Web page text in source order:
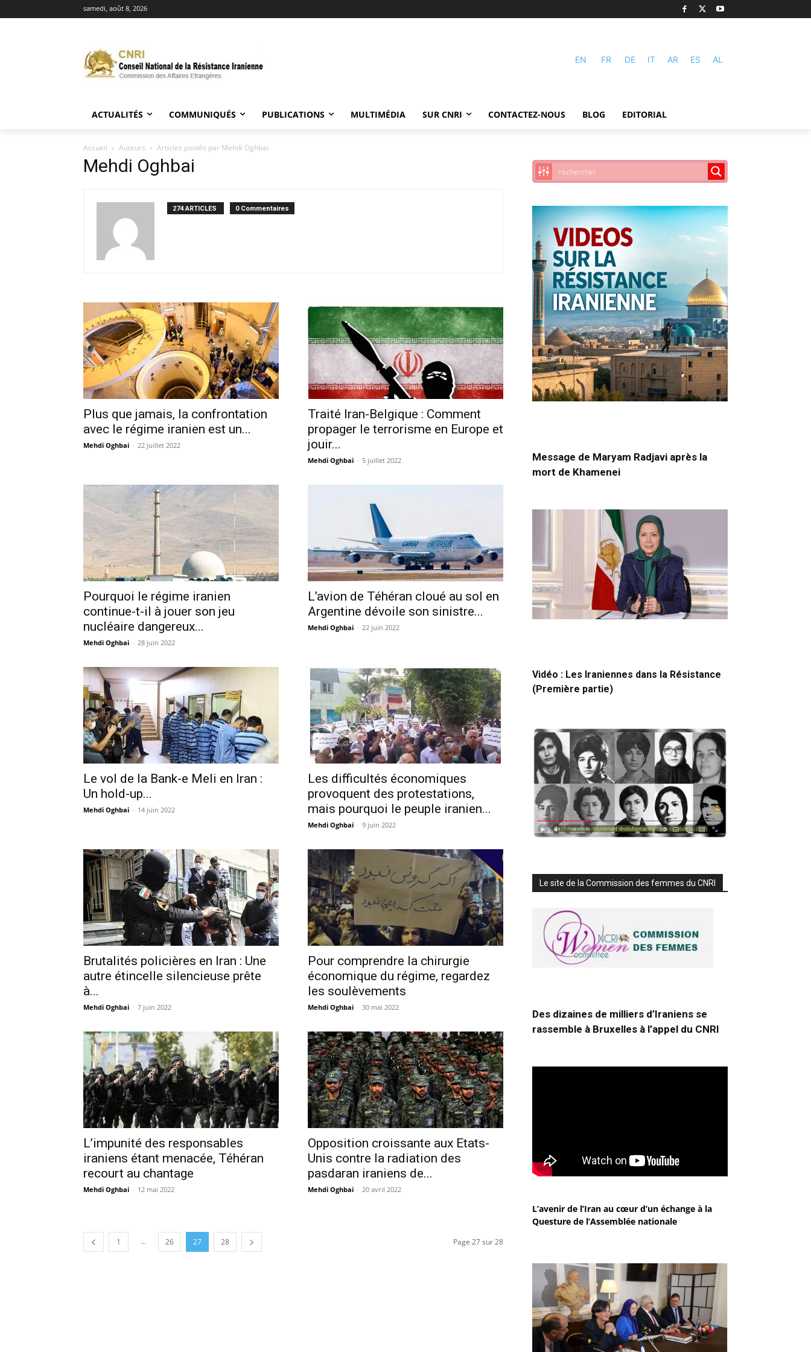
samedi, août 8, 2026
EN FR DE IT AR ES AL
ACTUALITÉS COMMUNIQUÉS PUBLICATIONS MULTIMÉDIA SUR CNRI CONTACTEZ-NOUS BLOG EDITORIAL
Accueil Auteurs Articles postés par Mehdi Oghbai
Mehdi Oghbai
274 ARTICLES 0 Commentaires
Plus que jamais, la confrontation
avec le régime iranien est un...
Mehdi Oghbai - 22 juillet 2022
Traité Iran-Belgique : Comment
propager le terrorisme en Europe et
jouir...
Mehdi Oghbai - 5 juillet 2022
Pourquoi le régime iranien
continue-t-il à jouer son jeu
nucléaire dangereux...
Mehdi Oghbai - 28 juin 2022
L’avion de Téhéran cloué au sol en
Argentine dévoile son sinistre...
Mehdi Oghbai - 22 juin 2022
Le vol de la Bank-e Meli en Iran :
Un hold-up...
Mehdi Oghbai - 14 juin 2022
Les difficultés économiques
provoquent des protestations,
mais pourquoi le peuple iranien...
Mehdi Oghbai - 9 juin 2022
Brutalités policières en Iran : Une
autre étincelle silencieuse prête
à...
Mehdi Oghbai - 7 juin 2022
Pour comprendre la chirurgie
économique du régime, regardez
les soulèvements
Mehdi Oghbai - 30 mai 2022
L’impunité des responsables
iraniens étant menacée, Téhéran
recourt au chantage
Mehdi Oghbai - 12 mai 2022
Opposition croissante aux Etats-
Unis contre la radiation des
pasdaran iraniens de...
Mehdi Oghbai - 20 avril 2022
1 ... 26 27 28 Page 27 sur 28
Message de Maryam Radjavi après la
mort de Khamenei
Vidéo : Les Iraniennes dans la Résistance
(Première partie)
Le site de la Commission des femmes du CNRI
Des dizaines de milliers d’Iraniens se
rassemble à Bruxelles à l’appel du CNRI
L’avenir de l’Iran au cœur d’un échange à la
Questure de l’Assemblée nationale